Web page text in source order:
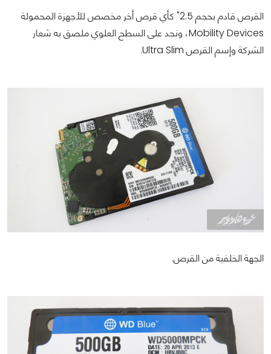
القرص قادم بحجم 2.5" كأي قرص أخر مخصص للأجهزة المحمولة
Mobility Devices، ونجد على السطح العلوي ملصق به شعار
الشركة وإسم القرص Ultra Slim.
الجهة الخلفية من القرص.